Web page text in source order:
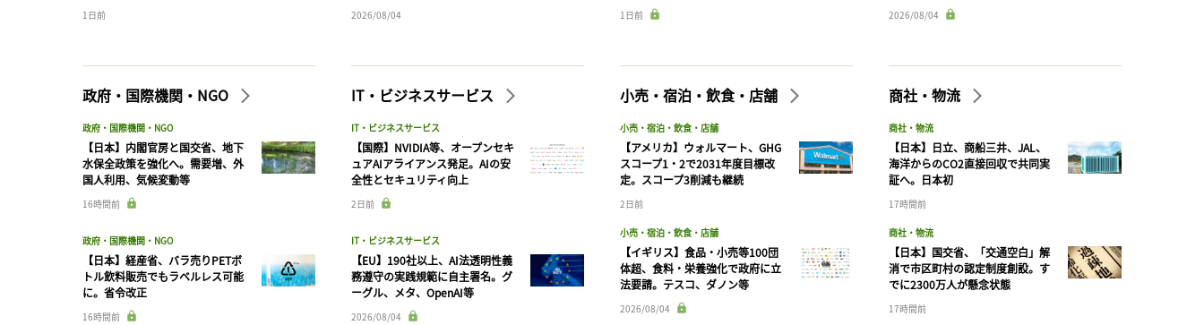
1日前 2026/08/04 1日前 2026/08/04
政府・国際機関・NGO
政府・国際機関・NGO
【日本】内閣官房と国交省、地下
水保全政策を強化へ。需要増、外
国人利用、気候変動等
16時間前
政府・国際機関・NGO
【日本】経産省、バラ売りPETボ
トル飲料販売でもラベルレス可能
に。省令改正
16時間前
IT・ビジネスサービス
IT・ビジネスサービス
【国際】NVIDIA等、オープンセキ
ュアAIアライアンス発足。AIの安
全性とセキュリティ向上
2日前
IT・ビジネスサービス
【EU】190社以上、AI法透明性義
務遵守の実践規範に自主署名。グ
ーグル、メタ、OpenAI等
2026/08/04
小売・宿泊・飲食・店舗
小売・宿泊・飲食・店舗
【アメリカ】ウォルマート、GHG
スコープ1・2で2031年度目標改
定。スコープ3削減も継続
2日前
小売・宿泊・飲食・店舗
【イギリス】食品・小売等100団
体超、食料・栄養強化で政府に立
法要請。テスコ、ダノン等
2026/08/04
商社・物流
商社・物流
【日本】日立、商船三井、JAL、
海洋からのCO2直接回収で共同実
証へ。日本初
17時間前
商社・物流
【日本】国交省、「交通空白」解
消で市区町村の認定制度創設。す
でに2300万人が懸念状態
17時間前
記事をお気に入りに保存するには